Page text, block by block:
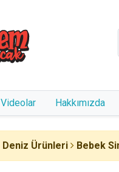
Videolar Hakkımızda
Deniz Ürünleri Bebek